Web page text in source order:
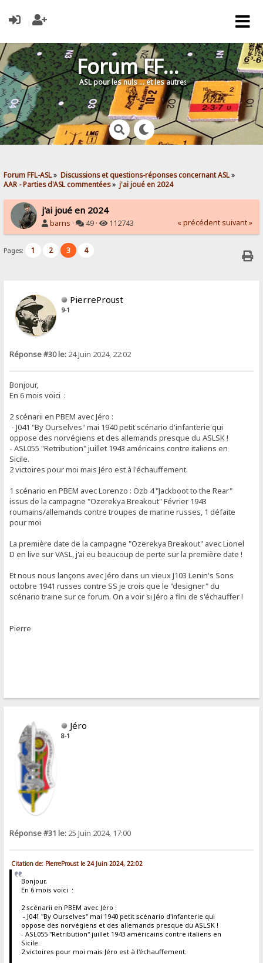
Forum FFL-ASL
ASL pour les nuls … et les autres !
Forum FFL-ASL» Discussions et questions-réponses concernant ASL»
AAR - Parties d'ASL commentées» j'ai joué en 2024
j'ai joué en 2024
barns · 49 · 112743 « précédent suivant »
Pages: 1 2 3 4
PierreProust
9-1
Réponse #30 le: 24 Juin 2024, 22:02
Bonjour,
En 6 mois voici :
2 scénarii en PBEM avec Jéro :
- J041 "By Ourselves" mai 1940 petit scénario d'infanterie qui
oppose des norvégiens et des allemands presque du ASLSK !
- ASL055 "Retribution" juillet 1943 américains contre italiens en
Sicile.
2 victoires pour moi mais Jéro est à l'échauffement.
1 scénario en PBEM avec Lorenzo : Ozb 4 "Jackboot to the Rear"
issus de la campagne "Ozerekya Breakout" Février 1943
roumains/allemands contre troupes de marine russes, 1 défaite
pour moi
La première date de la campagne "Ozerekya Breakout" avec Lionel
D en live sur VASL, j'ai eu beaucoup de perte sur la première date !
Et nous nous lançons avec Jéro dans un vieux J103 Lenin's Sons
octobre 1941 russes contre SS je crois que le "designer" du
scénario traine sur ce forum. On a voir si Jéro a fini de s'échauffer !
Pierre
Jéro
8-1
Réponse #31 le: 25 Juin 2024, 17:00
Citation de: PierreProust le 24 Juin 2024, 22:02
Bonjour,
En 6 mois voici :
2 scénarii en PBEM avec Jéro :
- J041 "By Ourselves" mai 1940 petit scénario d'infanterie qui
oppose des norvégiens et des allemands presque du ASLSK !
- ASL055 "Retribution" juillet 1943 américains contre italiens en
Sicile.
2 victoires pour moi mais Jéro est à l'échauffement.